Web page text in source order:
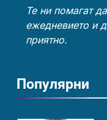
Те ни помагат
ежедневието и
приятно.
Популярни